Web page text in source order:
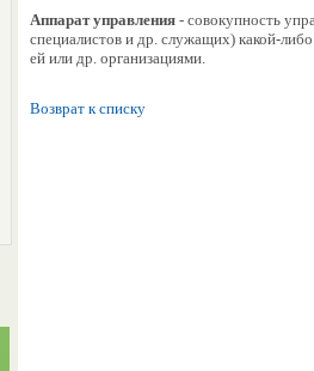
Аппарат управления - совокупность
специалистов и др. служащих) какой-
ей или др. организациями.
Возврат к списку